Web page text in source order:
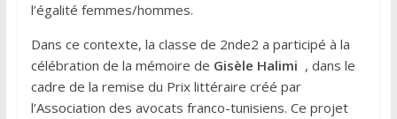
l’égalité femmes/hommes.
Dans ce contexte, la classe de 2nde2 a participé à la
célébration de la mémoire de Gisèle Halimi , dans le
cadre de la remise du Prix littéraire créé par
l’Association des avocats franco-tunisiens. Ce projet